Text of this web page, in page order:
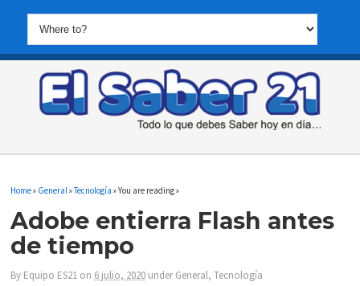
Home» General »Tecnología » You are reading »
Adobe entierra Flash antes
de tiempo
By Equipo ES21 on 6 julio, 2020 underGeneral,Tecnología